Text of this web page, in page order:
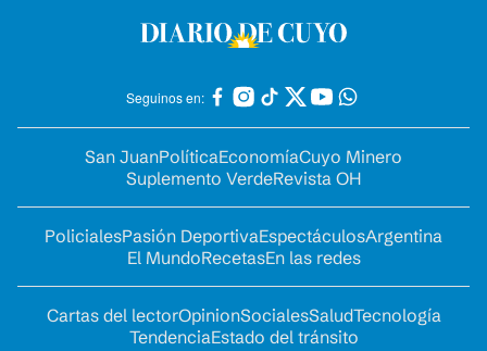
Seguinos en:
San JuanPolíticaEconomíaCuyo Minero
Suplemento VerdeRevista OH
PolicialesPasión DeportivaEspectáculosArgentina
El MundoRecetasEn las redes
Cartas del lectorOpinionSocialesSaludTecnología
TendenciaEstado del tránsito